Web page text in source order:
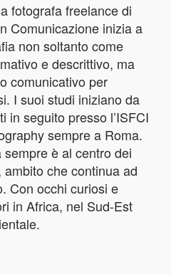
fotografa freelance di
Comunicazione inizia a
non soltanto come
e descrittivo, ma
comunicativo per
I suoi studi iniziano da
in seguito presso l’ISFCI
sempre a Roma.
è al centro dei
che continua ad
Con occhi curiosi e
in Africa, nel Sud-Est